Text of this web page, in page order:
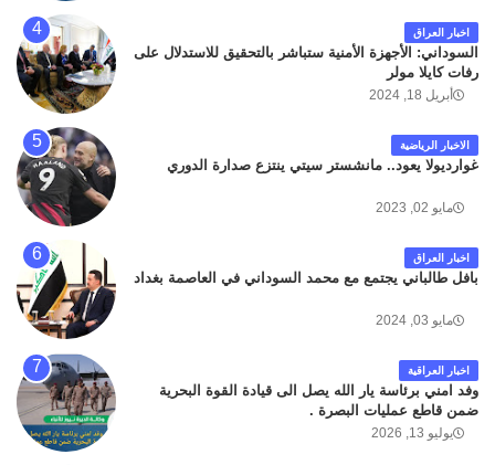
اخبار العراق
السوداني: الأجهزة الأمنية ستباشر بالتحقيق للاستدلال على
رفات كايلا مولر
أبريل 18, 2024
الاخبار الرياضية
غوارديولا يعود.. مانشستر سيتي ينتزع صدارة الدوري
مايو 02, 2023
اخبار العراق
بافل طالباني يجتمع مع محمد السوداني في العاصمة بغداد
مايو 03, 2024
اخبار العراقية
وفد امني برئاسة يار الله يصل الى قيادة القوة البحرية
ضمن قاطع عمليات البصرة .
يوليو 13, 2026